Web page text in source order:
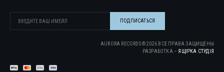
AURORA RECORDS ©2026 ВСЕ ПРАВА ЗАЩИЩЕНЫ
РАЗРАБОТКА – ЯЩІРКА CТУДІЯ